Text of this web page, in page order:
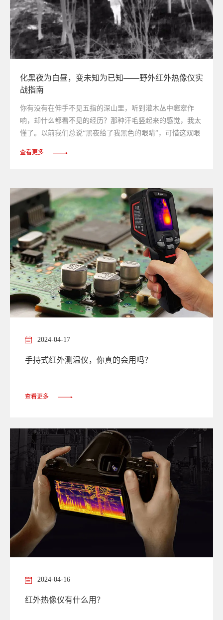
化黑夜为白昼，变未知为已知——野外红外热像仪实
战指南
你有没有在伸手不见五指的深山里，听到灌木丛中窸窣作
响，却什么都看不见的经历？那种汗毛竖起来的感觉，我太
懂了。以前我们总说“黑夜给了我黑色的眼睛”，可惜这双眼
外热像仪对准漆黑的树林——屏幕上，一团团暖色的轮廓清
知” 。
查看更多
2024-04-17
手持式红外测温仪，你真的会用吗？
查看更多
2024-04-16
红外热像仪有什么用？